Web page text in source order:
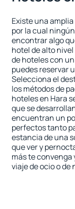
Existe una
por la cual
encontrar algo
hotel de alto
de hoteles con
puedes reservar
Selecciona el
los métodos de
hoteles en Hara
que se
encuentran un
perfectos tanto
estancia de una
que ver y
más te convenga
viaje de ocio o de